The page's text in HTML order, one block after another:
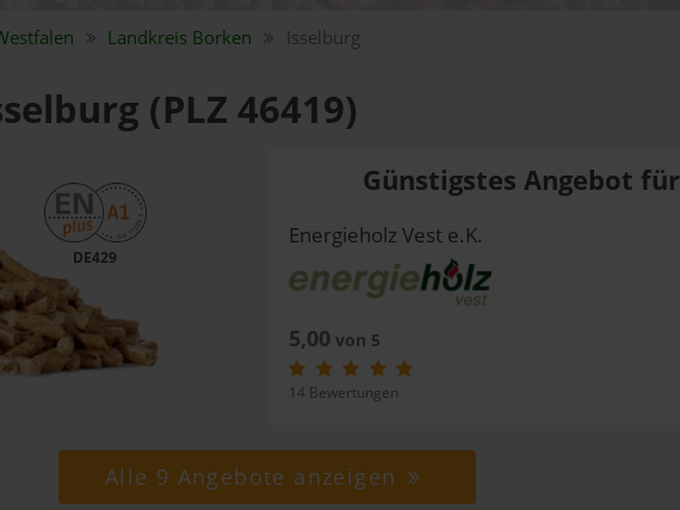
Landkreis Borken Isselburg
(PLZ 46419)
DE429
Günstigstes Angebot für
Energieholz Vest e.K.
5,00 von 5
14 Bewertungen
Alle 9 Angebote anzeigen